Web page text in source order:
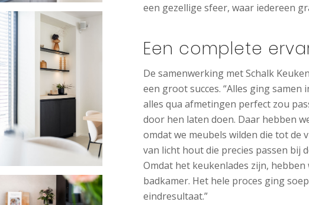
een gezellige sfeer, waar iedereen
Een complete
De samenwerking met Schalk
een groot succes. “Alles ging
alles qua afmetingen perfect zou
door hen laten doen. Daar hebben
omdat we meubels wilden die tot de
van licht hout die precies passen bij
Omdat het keukenlades zijn,
badkamer. Het hele proces ging
eindresultaat.”